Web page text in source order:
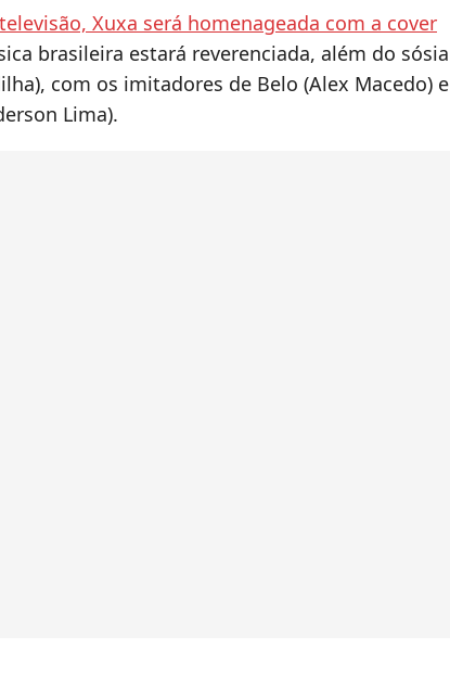
Xuxa será homenageada com a cover
brasileira estará reverenciada, além do sósia
com os imitadores de Belo (Alex Macedo) e
Lima).